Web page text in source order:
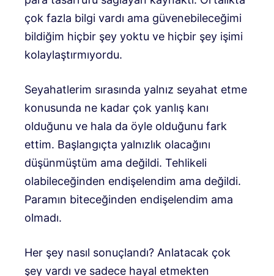
çok fazla bilgi vardı ama güvenebileceğimi
bildiğim hiçbir şey yoktu ve hiçbir şey işimi
kolaylaştırmıyordu.
Seyahatlerim sırasında yalnız seyahat etme
konusunda ne kadar çok yanlış kanı
olduğunu ve hala da öyle olduğunu fark
ettim. Başlangıçta yalnızlık olacağını
düşünmüştüm ama değildi. Tehlikeli
olabileceğinden endişelendim ama değildi.
Paramın biteceğinden endişelendim ama
olmadı.
Her şey nasıl sonuçlandı? Anlatacak çok
şey vardı ve sadece hayal etmekten